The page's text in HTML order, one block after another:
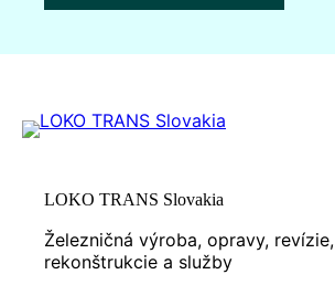
LOKO TRANS Slovakia
Železničná výroba, opravy, revízie,
rekonštrukcie a služby